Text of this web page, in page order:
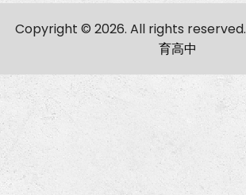
Copyright © 2026. All rights reserved.
育高中